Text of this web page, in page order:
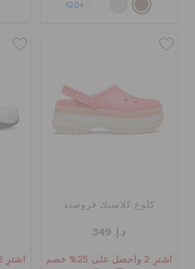
+120
كلوغ كلاسيك فروستد
د.إ. 349
اشترِ 2 واحصل على 25% خصم اشترِ 2 واحصل على 25% خصم